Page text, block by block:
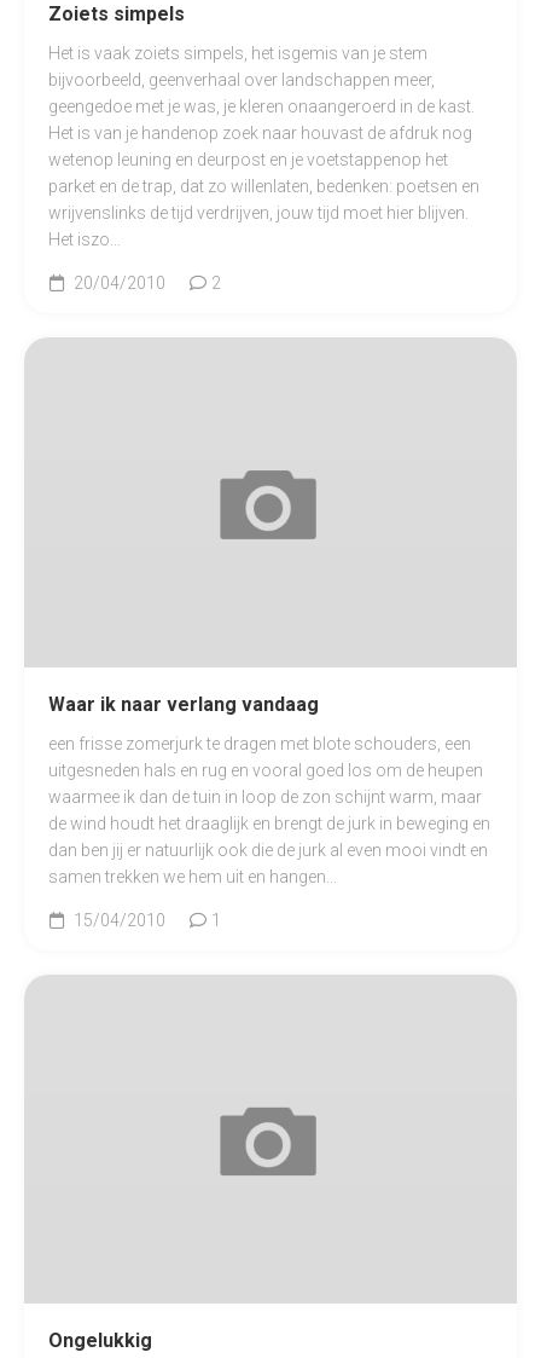
Zoiets simpels
Het is vaak zoiets simpels, het isgemis van je stem
bijvoorbeeld, geenverhaal over landschappen meer,
geengedoe met je was, je kleren onaangeroerd in de kast.
Het is van je handenop zoek naar houvast de afdruk nog
wetenop leuning en deurpost en je voetstappenop het
parket en de trap, dat zo willenlaten, bedenken: poetsen en
wrijvenslinks de tijd verdrijven, jouw tijd moet hier blijven.
Het iszo...
20/04/2010 2
Waar ik naar verlang vandaag
een frisse zomerjurk te dragen met blote schouders, een
uitgesneden hals en rug en vooral goed los om de heupen
waarmee ik dan de tuin in loop de zon schijnt warm, maar
de wind houdt het draaglijk en brengt de jurk in beweging en
dan ben jij er natuurlijk ook die de jurk al even mooi vindt en
samen trekken we hem uit en hangen...
15/04/2010 1
Ongelukkig